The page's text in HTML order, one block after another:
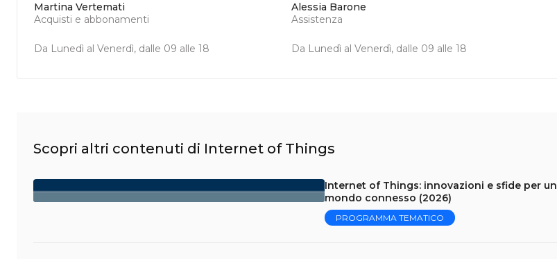
Martina Vertemati
Acquisti e abbonamenti
Da Lunedì al Venerdì, dalle 09 alle 18
Alessia Barone
Assistenza
Da Lunedì al Venerdì, dalle 09 alle 18
Scopri altri contenuti di Internet of Things
Internet of Things: innovazioni e sfide per un
mondo connesso (2026)
PROGRAMMA TEMATICO